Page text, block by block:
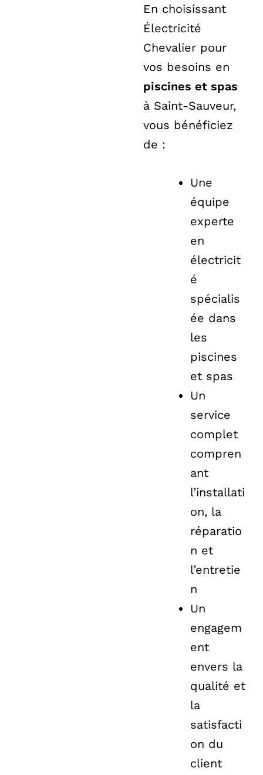
En choisissant
Électricité
Chevalier pour
vos besoins en
piscines et spas
à Saint-Sauveur,
vous bénéficiez
de :
Une
équipe
experte
en
électricit
é
spécialis
ée dans
les
piscines
et spas
Un
service
complet
compren
ant
l’installati
on, la
réparatio
n et
l’entretie
n
Un
engagem
ent
envers la
qualité et
la
satisfacti
on du
client